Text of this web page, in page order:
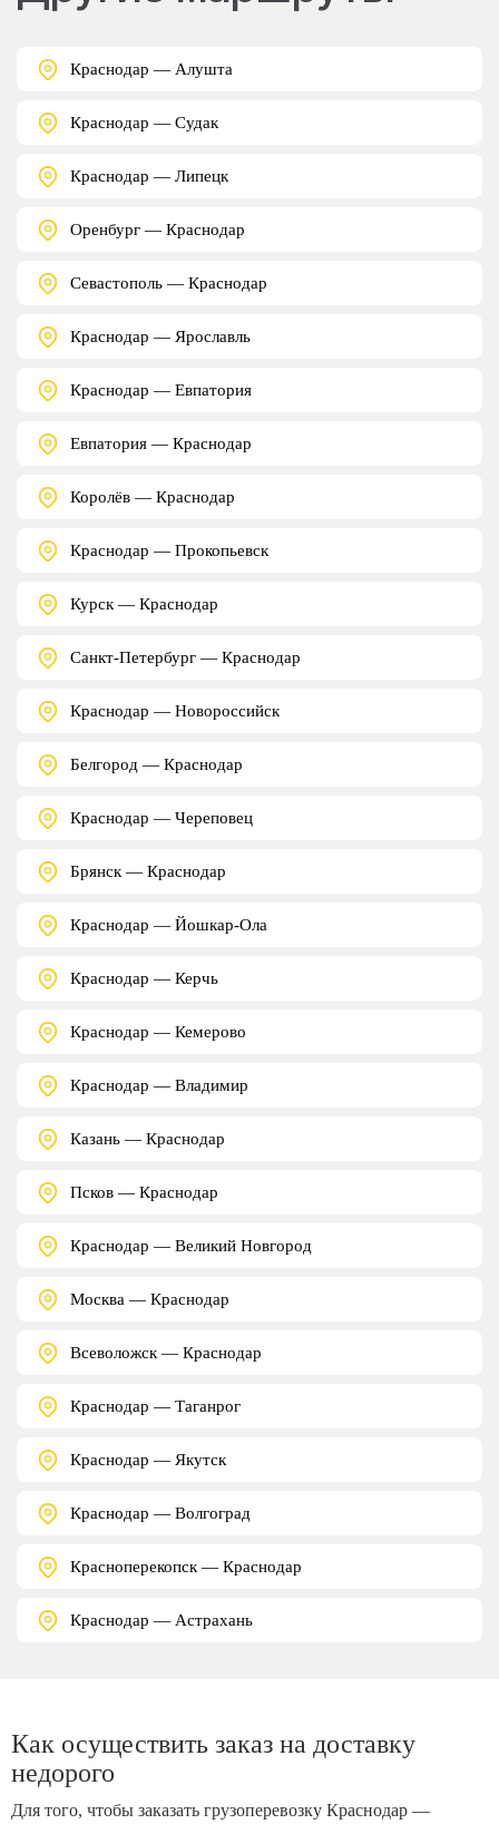
Краснодар — Алушта
Краснодар — Судак
Краснодар — Липецк
Оренбург — Краснодар
Севастополь — Краснодар
Краснодар — Ярославль
Краснодар — Евпатория
Евпатория — Краснодар
Королёв — Краснодар
Краснодар — Прокопьевск
Курск — Краснодар
Санкт-Петербург — Краснодар
Краснодар — Новороссийск
Белгород — Краснодар
Краснодар — Череповец
Брянск — Краснодар
Краснодар — Йошкар-Ола
Краснодар — Керчь
Краснодар — Кемерово
Краснодар — Владимир
Казань — Краснодар
Псков — Краснодар
Краснодар — Великий Новгород
Москва — Краснодар
Всеволожск — Краснодар
Краснодар — Таганрог
Краснодар — Якутск
Краснодар — Волгоград
Красноперекопск — Краснодар
Краснодар — Астрахань
Как осуществить заказ на доставку
недорого
Для того, чтобы заказать грузоперевозку Краснодар —